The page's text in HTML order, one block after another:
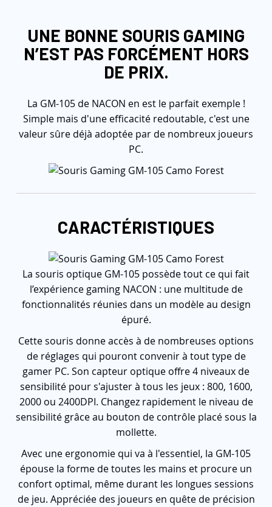
UNE BONNE SOURIS GAMING
N’EST PAS FORCÉMENT HORS
DE PRIX.
La GM-105 de NACON en est le parfait exemple !
Simple mais d'une efficacité redoutable, c'est une
valeur sûre déjà adoptée par de nombreux joueurs
PC.
CARACTÉRISTIQUES
La souris optique GM-105 possède tout ce qui fait
l’expérience gaming NACON : une multitude de
fonctionnalités réunies dans un modèle au design
épuré.
Cette souris donne accès à de nombreuses options
de réglages qui pouront convenir à tout type de
gamer PC. Son capteur optique offre 4 niveaux de
sensibilité pour s'ajuster à tous les jeux : 800, 1600,
2000 ou 2400DPI. Changez rapidement le niveau de
sensibilité grâce au bouton de contrôle placé sous la
mollette.
Avec une ergonomie qui va à l'essentiel, la GM-105
épouse la forme de toutes les mains et procure un
confort optimal, même durant les longues sessions
de jeu. Appréciée des joueurs en quête de précision